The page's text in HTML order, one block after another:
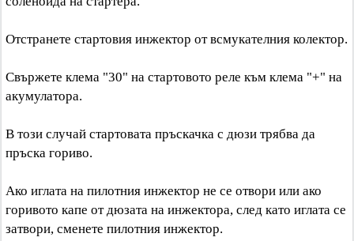
Отстранете стартовия инжектор от всмукателния колектор.
Свържете клема "30" на стартовото реле към клема "+" на
акумулатора.
В този случай стартовата пръскачка с дюзи трябва да
пръска гориво.
Ако иглата на пилотния инжектор не се отвори или ако
горивото капе от дюзата на инжектора, след като иглата се
затвори, сменете пилотния инжектор.